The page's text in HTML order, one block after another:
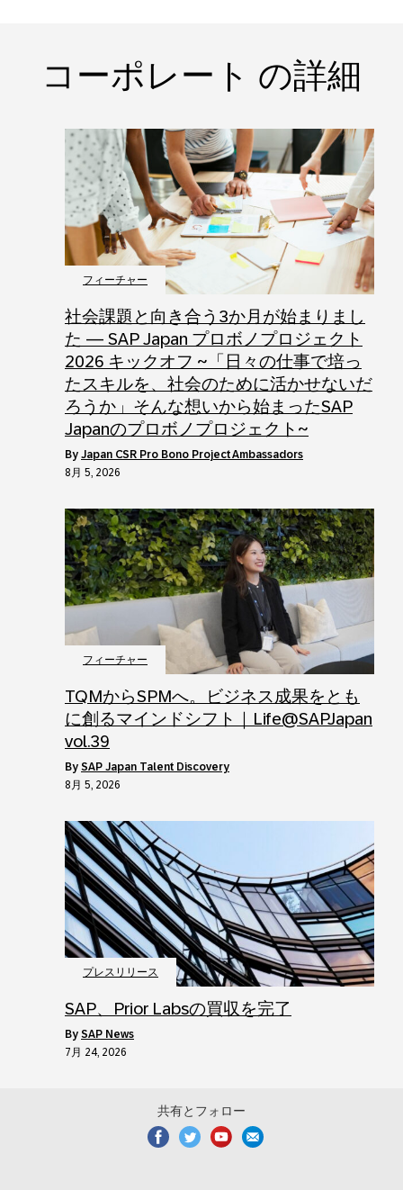
コーポレート の詳細
フィーチャー
社会課題と向き合う3か月が始まりまし
た ― SAP Japan プロボノプロジェクト
2026 キックオフ ~「日々の仕事で培っ
たスキルを、社会のために活かせないだ
ろうか」そんな想いから始まったSAP
Japanのプロボノプロジェクト~
by Japan CSR Pro Bono Project Ambassadors
8月 5, 2026
フィーチャー
TQMからSPMへ。ビジネス成果をとも
に創るマインドシフト｜Life@SAPJapan
vol.39
by SAP Japan Talent Discovery
8月 5, 2026
プレスリリース
SAP、Prior Labsの買収を完了
by SAP News
7月 24, 2026
共有とフォロー